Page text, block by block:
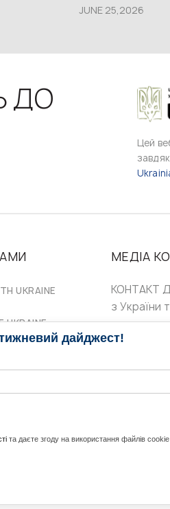
JUNE 25,2026
ДО
Цей
UKRAINE
UKRAINE
МЕДІА
КОНТАКТ
з України
Ольга
WhatsApp:
дайджест!
та даєте згоду на використання файлів cookie